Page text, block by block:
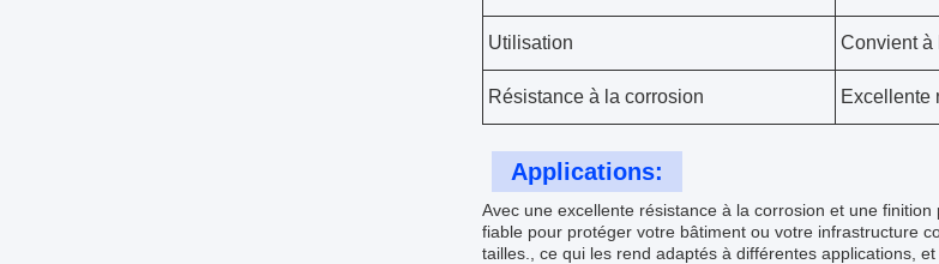
Utilisation Convient à
Résistance à la corrosion Excellente
Applications:
Avec une excellente résistance à la corrosion et une
fiable pour protéger votre bâtiment ou votre infrastructure
tailles., ce qui les rend adaptés à différentes applications,